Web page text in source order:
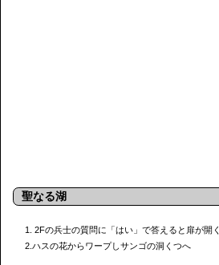
聖なる湖
1. 2Fの兵士の質問に「はい」で答えると扉が開く
2.ハスの花からワープしサンゴの洞くつへ